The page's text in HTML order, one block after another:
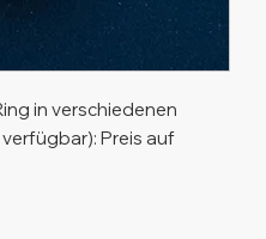
in verschiedenen
Preis auf